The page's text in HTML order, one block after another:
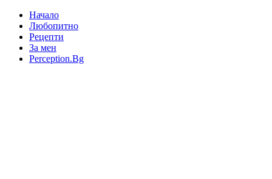
Начало
Любопитно
Рецепти
За мен
Perception.Bg